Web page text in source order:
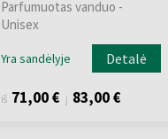
Parfumuotas vanduo -
Unisex
Yra sandėlyje Detalė
iš 71,00 € į 83,00 €